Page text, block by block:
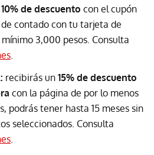
10% de descuento con el cupón
contado con tu tarjeta de
3,000 pesos. Consulta
.
recibirás un 15% de descuento
con la página de por lo menos
podrás tener hasta 15 meses sin
seleccionados. Consulta
.